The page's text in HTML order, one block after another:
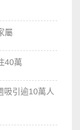
屬
40萬
吸引逾10萬人